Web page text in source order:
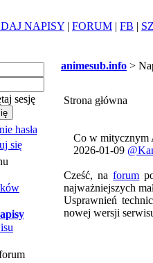
NAPISY | FORUM | FB |
sesję
hasła
się
animesub.info >
Strona główna
Co w mitycznym
2026-01-09
Cześć, naforum
najważniejszych
Usprawnień
nowej wersji